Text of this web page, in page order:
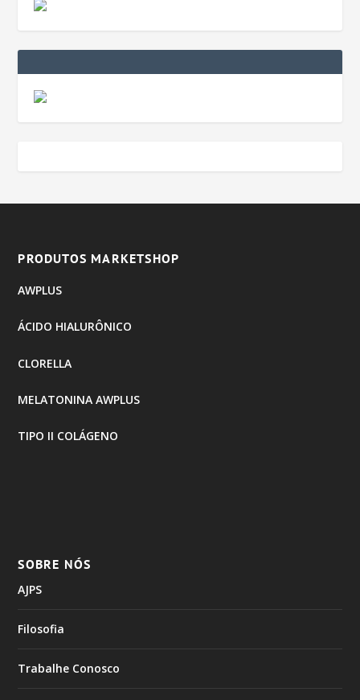
PRODUTOS MARKETSHOP
AWPLUS
ÁCIDO HIALURÔNICO
CLORELLA
MELATONINA AWPLUS
TIPO II COLÁGENO
SOBRE NÓS
AJPS
Filosofia
Trabalhe Conosco